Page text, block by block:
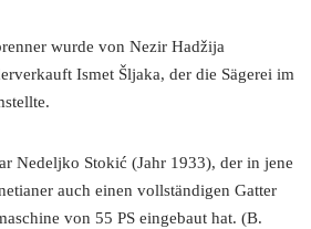
wurde von Nezir Hadžija
Ismet Šljaka, der die Sägerei im
Nedeljko Stokić (Jahr 1933), der in jene
auch einen vollständigen Gatter
von 55 PS eingebaut hat. (B.